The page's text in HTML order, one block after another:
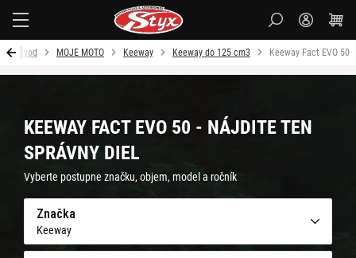
Úvod MOJE MOTO Keeway Keeway do 125 cm3 Keeway Fact EVO 50
KEEWAY FACT EVO 50 - NÁJDITE TEN
SPRÁVNY DIEL
Vyberte postupne značku, objem, model a ročník
Značka
Keeway